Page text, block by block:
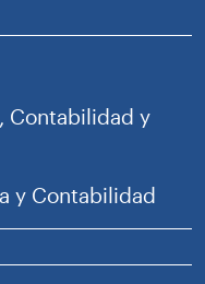
Contabilidad y
y Contabilidad